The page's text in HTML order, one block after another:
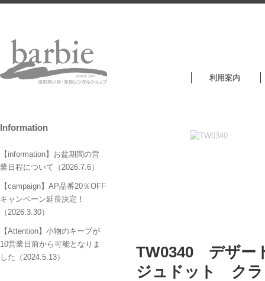
利用案内
TW0340 デザ
ジュドット ク
Information
【information】お盆期間の営
業日程について（2026.7.6）
【campaign】AP品番20％OFF
キャンペーン延長決定！
（2026.3.30）
【Attention】小物のキープが
10営業日前から可能となりま
した（2024.5.13）